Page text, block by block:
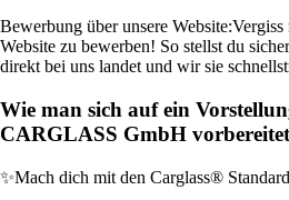
Bewerbung über unsere Website:Vergiss
Website zu bewerben! So stellst du
direkt bei uns landet und wir sie
Wie man sich auf ein
CARGLASS GmbH vorbereitet
✨Mach dich mit den Carglass®